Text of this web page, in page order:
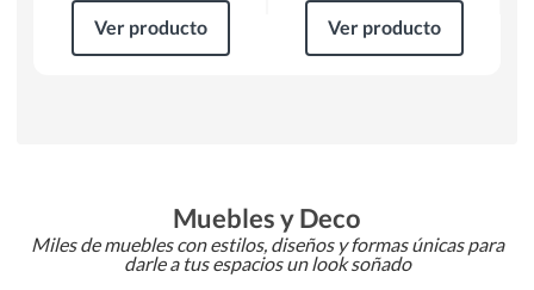
Ver producto Ver producto
Muebles y Deco
Miles de muebles con estilos, diseños y formas únicas para
darle a tus espacios un look soñado